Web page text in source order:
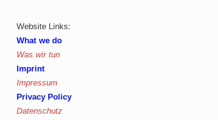
Website Links:
What we do
Was wir tun
Imprint
Impressum
Privacy Policy
Datenschutz